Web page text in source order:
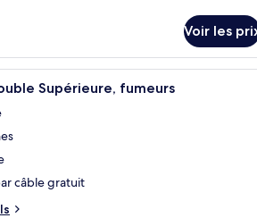
Voir les
Une chambre d’hôtel avec
Supérieure, fumeurs
câble gratuit